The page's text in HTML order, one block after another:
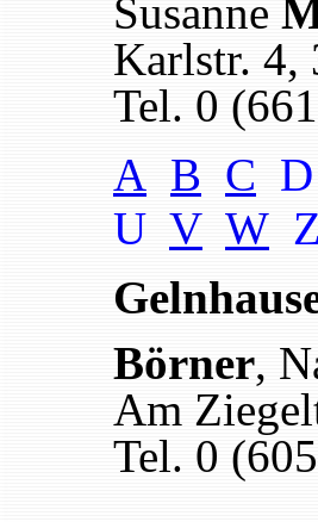
Susanne
Karlstr. 4,
Tel. 0
A B C
U V W Z
Börner,
Am
Tel. 0